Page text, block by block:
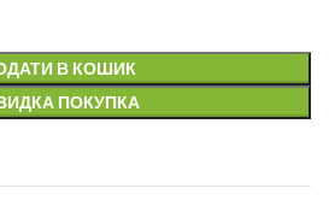
В КОШИК
ПОКУПКА